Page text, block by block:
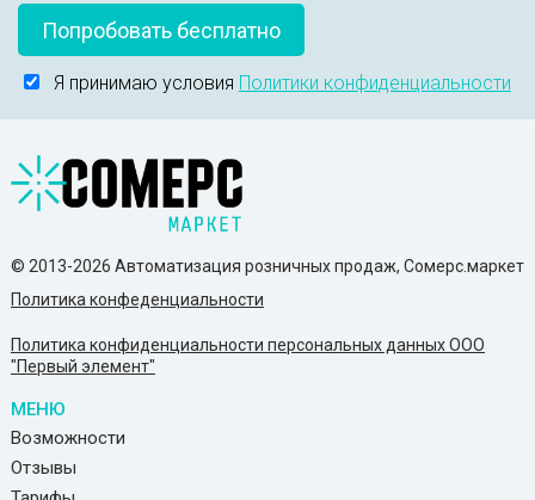
Попробовать бесплатно
Я принимаю условия Политики конфиденциальности
© 2013-2026 Автоматизация розничных продаж, Сомерс.маркет
Политика конфеденциальности
Политика конфиденциальности персональных данных ООО
"Первый элемент"
МЕНЮ
Возможности
Отзывы